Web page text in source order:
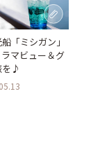
「ミシガン」
マビュー＆グ
を♪